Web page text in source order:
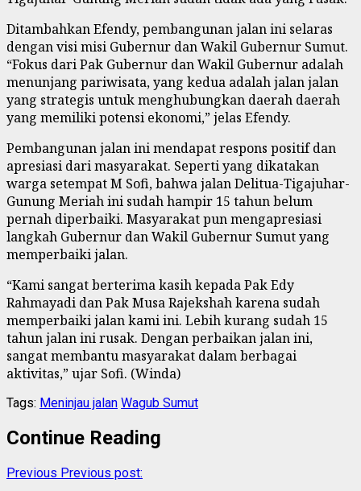
Ditambahkan Efendy, pembangunan jalan ini selaras
dengan visi misi Gubernur dan Wakil Gubernur Sumut.
“Fokus dari Pak Gubernur dan Wakil Gubernur adalah
menunjang pariwisata, yang kedua adalah jalan jalan
yang strategis untuk menghubungkan daerah daerah
yang memiliki potensi ekonomi,” jelas Efendy.
Pembangunan jalan ini mendapat respons positif dan
apresiasi dari masyarakat. Seperti yang dikatakan
warga setempat M Sofi, bahwa jalan Delitua-Tigajuhar-
Gunung Meriah ini sudah hampir 15 tahun belum
pernah diperbaiki. Masyarakat pun mengapresiasi
langkah Gubernur dan Wakil Gubernur Sumut yang
memperbaiki jalan.
“Kami sangat berterima kasih kepada Pak Edy
Rahmayadi dan Pak Musa Rajekshah karena sudah
memperbaiki jalan kami ini. Lebih kurang sudah 15
tahun jalan ini rusak. Dengan perbaikan jalan ini,
sangat membantu masyarakat dalam berbagai
aktivitas,” ujar Sofi. (Winda)
Tags: Meninjau jalan Wagub Sumut
Continue Reading
Previous Previous post: